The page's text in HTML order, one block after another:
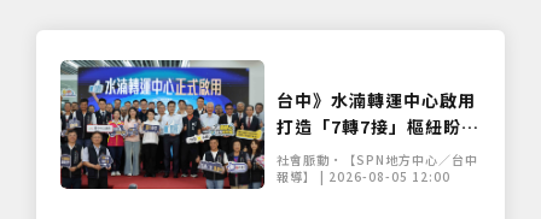
台中》水湳轉運中心啟用
打造「7轉7接」樞紐盼紓
解國道與市區壅塞
社會脈動•【SPN地方中心／台中
報導】 | 2026-08-05 12:00